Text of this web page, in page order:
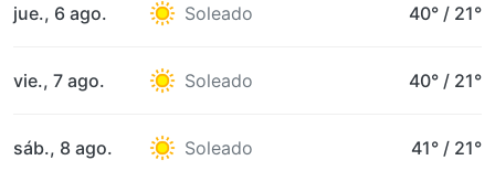
jue., 6 ago. Soleado 40° / 21°
vie., 7 ago. Soleado 40° / 21°
sáb., 8 ago. Soleado 41° / 21°